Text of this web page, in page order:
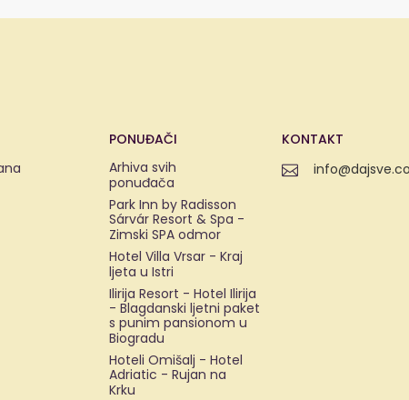
PONUĐAČI
Arhiva svih
ponuđača
Park Inn by Radisson
Sárvár Resort & Spa -
Zimski SPA odmor
Hotel Villa Vrsar - Kraj
ljeta u Istri
Ilirija Resort - Hotel Ilirija
- Blagdanski ljetni paket
s punim pansionom u
Biogradu
Hoteli Omišalj - Hotel
Adriatic - Rujan na
Krku
KONTAKT